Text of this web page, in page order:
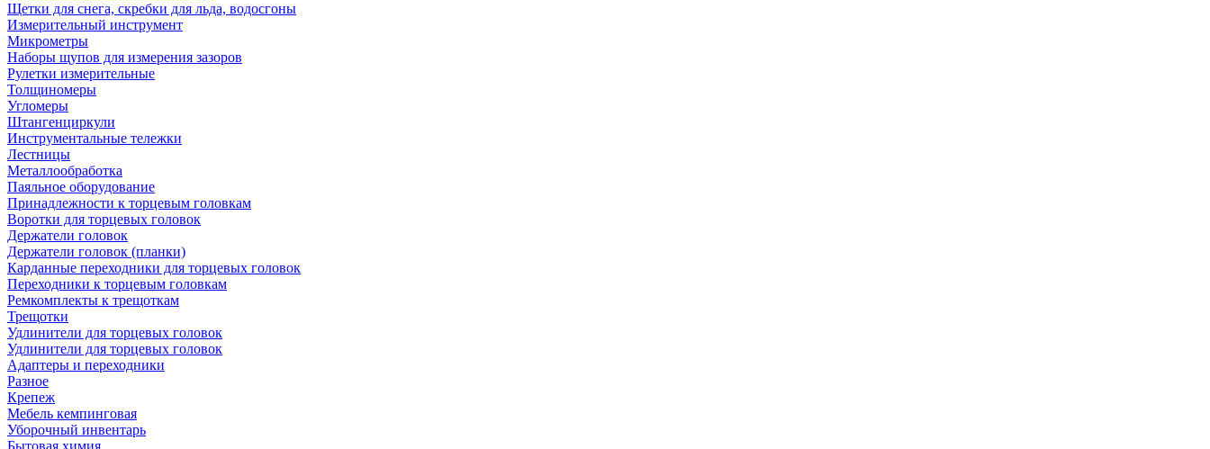
Щетки для снега, скребки для льда, водосгоны
Измерительный инструмент
Микрометры
Наборы щупов для измерения зазоров
Рулетки измерительные
Толщиномеры
Угломеры
Штангенциркули
Инструментальные тележки
Лестницы
Металлообработка
Паяльное оборудование
Принадлежности к торцевым головкам
Воротки для торцевых головок
Держатели головок
Держатели головок (планки)
Карданные переходники для торцевых головок
Переходники к торцевым головкам
Ремкомплекты к трещоткам
Трещотки
Удлинители для торцевых головок
Удлинители для торцевых головок
Адаптеры и переходники
Разное
Крепеж
Мебель кемпинговая
Уборочный инвентарь
Бытовая химия